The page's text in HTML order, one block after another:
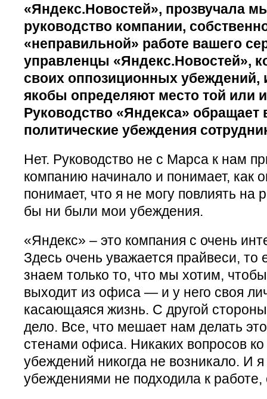
«Яндекс.Новостей», прозвучала
руководство компании,
«неправильной» работе вашего
управленцы «Яндекс.Новостей»,
своих оппозиционных убеждений,
якобы определяют место той или
Руководство «Яндекса» обращает
политические убеждения
Нет. Руководство не с Марса к нам
компанию начинало и понимает, как
понимает, что я не могу повлиять на
бы ни были мои убеждения.
«Яндекс» – это компания с очень
Здесь очень уважается прайвеси, то
знаем только то, что мы хотим,
выходит из офиса — и у него своя
касающаяся жизнь. С другой
дело. Все, что мешает нам делать
стенами офиса. Никаких вопросов
убеждений никогда не возникало. И
убеждениями не подходила к